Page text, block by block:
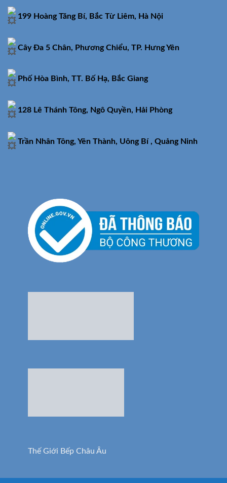
199 Hoàng Tăng Bí, Bắc Từ Liêm, Hà Nội
Cây Đa 5 Chân, Phương Chiểu, TP. Hưng Yên
Phố Hòa Bình, TT. Bố Hạ, Bắc Giang
128 Lê Thánh Tông, Ngô Quyền, Hải Phòng
Trần Nhân Tông, Yên Thành, Uông Bí , Quảng Ninh
Thế Giới Bếp Châu Âu